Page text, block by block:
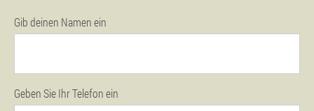
Gib deinen Namen ein
Geben Sie Ihr Telefon ein